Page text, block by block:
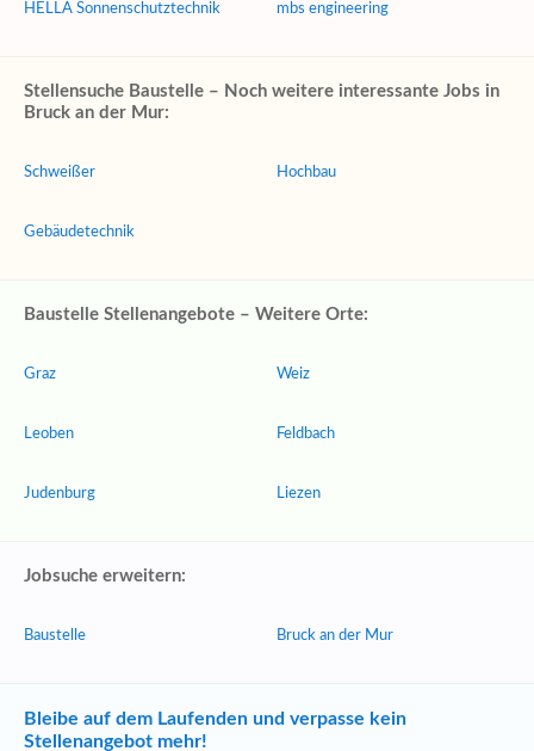
HELLA Sonnenschutztechnik mbs engineering
Stellensuche Baustelle – Noch weitere interessante Jobs in
Bruck an der Mur:
Schweißer
Gebäudetechnik
Hochbau
Baustelle Stellenangebote – Weitere Orte:
Graz
Leoben
Judenburg
Weiz
Feldbach
Liezen
Jobsuche erweitern:
Baustelle Bruck an der Mur
Bleibe auf dem Laufenden und verpasse kein
Stellenangebot mehr!